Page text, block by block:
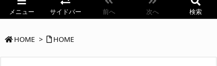
メニュー サイドバー 前へ 次へ 検索
HOME > HOME